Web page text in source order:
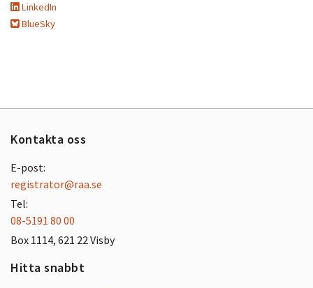
LinkedIn
BlueSky
Kontakta oss
E-post:
registrator@raa.se
Tel:
08-5191 80 00
Box 1114, 621 22 Visby
Hitta snabbt